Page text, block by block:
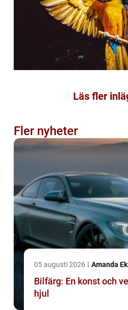
Läs fler
Fler nyheter
05 augusti 2026 Amanda
Bilfärg: En konst och
hjul